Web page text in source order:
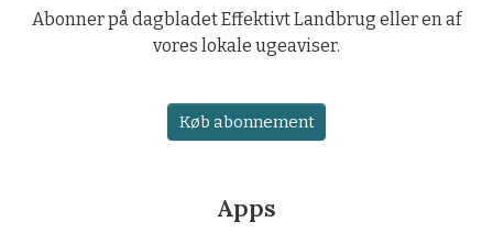
Abonner på dagbladet Effektivt Landbrug eller en af
vores lokale ugeaviser.
Køb abonnement
Apps